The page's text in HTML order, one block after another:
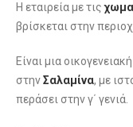
Η εταιρεία με τις
βρίσκεται στην
Είναι μια
στηνΣαλαμίνα, με
περάσει στην γ΄ γενιά.